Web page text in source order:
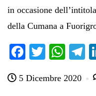
in occasione
della Cumana a
Fa
bo
T
tte
W
ts
5 Dicembre 2020